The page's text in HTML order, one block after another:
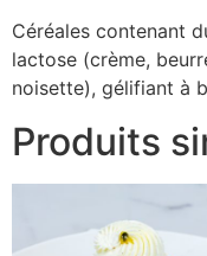
Céréales contenant
lactose (crème,
noisette), gélifiant à
Produits